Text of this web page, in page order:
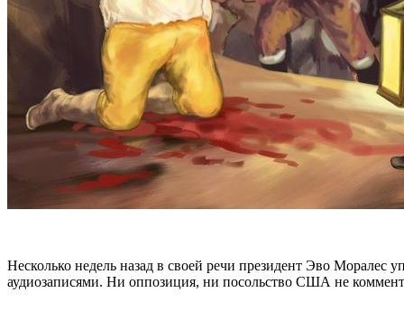
Несколько недель назад в своей речи президент Эво Моралес
аудиозаписями. Ни оппозиция, ни посольство США не